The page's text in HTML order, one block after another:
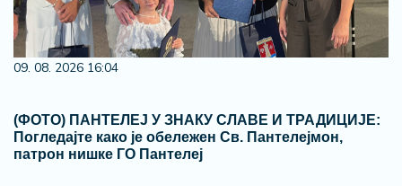
09. 08. 2026 16:04
(ФОТО) ПАНТЕЛЕЈ У ЗНАКУ СЛАВЕ И ТРАДИЦИЈЕ:
Погледајте како је обележен Св. Пантелејмон,
патрон нишке ГО Пантелеј